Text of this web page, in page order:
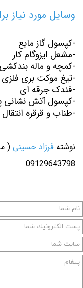
وسایل مورد نیاز
-کپسول گاز مایع
-مشعل ایزوگام کار
-کمچه و ماله
-تیغ موکت بری فلزی
-فندک جرقه ای
-کپسول آتش نشانی
-طناب و قرقره انتقال
نوشته فرزاد حسینی (
09129643798